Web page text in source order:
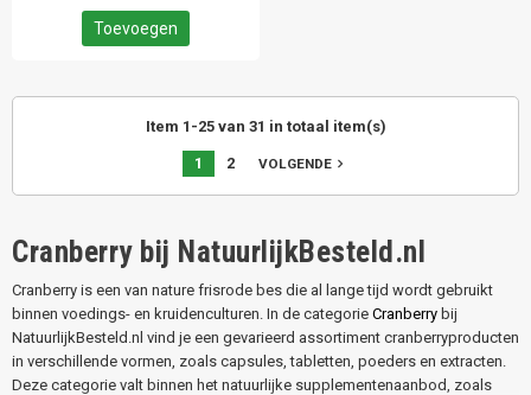
Toevoegen
Item 1-25 van 31 in totaal item(s)
1 2 VOLGENDE navigate_next
Cranberry bij NatuurlijkBesteld.nl
Cranberry is een van nature frisrode bes die al lange tijd wordt gebruikt
binnen voedings- en kruidenculturen. In de categorie Cranberry bij
NatuurlijkBesteld.nl vind je een gevarieerd assortiment cranberryproducten
in verschillende vormen, zoals capsules, tabletten, poeders en extracten.
Deze categorie valt binnen het natuurlijke supplementenaanbod, zoals